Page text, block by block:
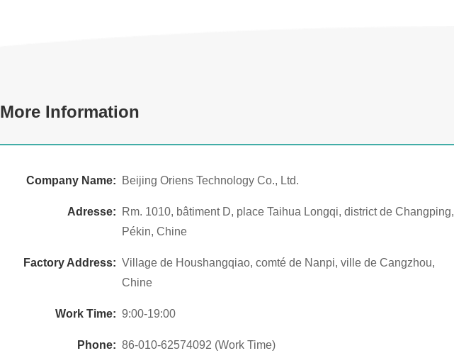
More Information
Company Name: Beijing Oriens Technology Co., Ltd.
Adresse:
Rm. 1010, bâtiment D, place Taihua Longqi, district de Changping,
Pékin, Chine
Factory Address: Village de Houshangqiao, comté de Nanpi, ville de Cangzhou,
Chine
Work Time: 9:00-19:00
Phone: 86-010-62574092 (Work Time)